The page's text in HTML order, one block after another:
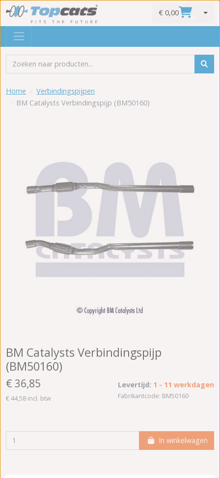
€ 0,00
Home
Verbindingspijpen
BM Catalysts Verbindingspijp (BM50160)
BM Catalysts Verbindingspijp
(BM50160)
€ 36,85
€ 44,58 incl. btw
Levertijd: 1 - 11 werkdagen
Fabrikantcode: BM50160
In winkelwagen